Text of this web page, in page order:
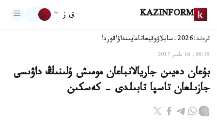
KAZINFORM ق ز
ترەند:2026-سايلاۋ وقيعاتاعايىنداۋاقوردا
09:39, 16 مامىر 2017
بۇعان دەيىن جاريالانباعان مومىش ۇلىنىڭ داۋىسى
جازىلعان تاسپا تابىلدى - كەسكىن